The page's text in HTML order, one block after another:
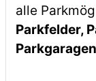
alle
Parkfelder,
Parkgaragen